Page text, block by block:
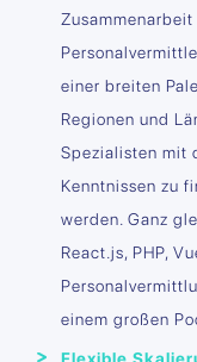
einer breiten
Regionen und
Spezialisten mit
Kenntnissen zu
werden. Ganz
React.js, PHP,
einem großen